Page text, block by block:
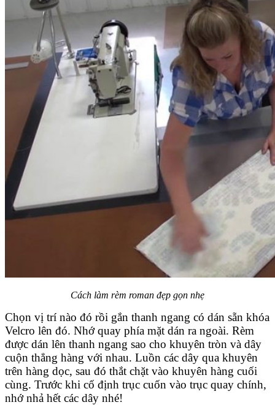
Cách làm rèm roman đẹp gọn nhẹ
Chọn vị trí nào đó rồi gắn thanh ngang có dán sẵn khóa
Velcro lên đó. Nhớ quay phía mặt dán ra ngoài. Rèm
được dán lên thanh ngang sao cho khuyên tròn và dây
cuộn thẳng hàng với nhau. Luồn các dây qua khuyên
trên hàng dọc, sau đó thắt chặt vào khuyên hàng cuối
cùng. Trước khi cố định trục cuốn vào trục quay chính,
nhớ nhả hết các dây nhé!